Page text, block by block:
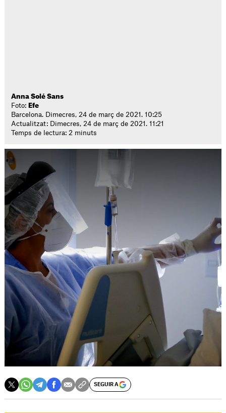
Anna Solé Sans
Foto: Efe
Barcelona. Dimecres, 24 de març de 2021. 10:25
Actualitzat: Dimecres, 24 de març de 2021. 11:21
Temps de lectura: 2 minuts
SEGUIR A